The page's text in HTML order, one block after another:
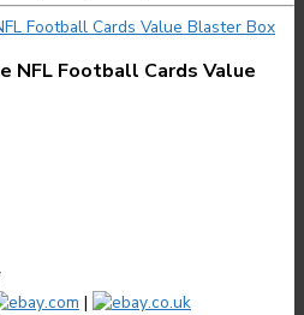
NFL Football Cards Value
.com | .co.uk